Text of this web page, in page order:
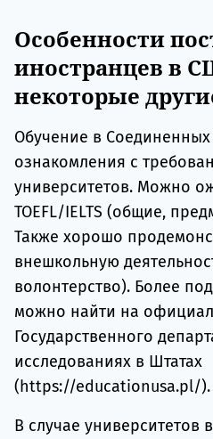
Особенности
иностранцев в
некоторые
Обучение в Соединенных
ознакомления с
университетов. Можно
TOEFL/IELTS (общие,
Также хорошо
внешкольную
волонтерство). Более
можно найти на
Государственного
исследованиях в Штатах
(https://educationusa.pl/).
В случае университетов